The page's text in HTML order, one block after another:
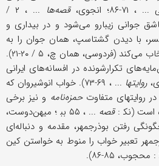
انجوی،
قصه‌ها
... ، ۲ /
عاشق جوانی زیبارو می‌شود و در بیداری و
با دیدن گشتاسپ، همان جوان را به
یاد می‌آورد و گشتاسپ را انتخاب می‌کند (فردوسی، همان چ، ۵ / ۲۰-۲۱).
تکرارشونده در افسانه‌های ایرانی
روایتها
... ، ۶۹-۷۳). خواب انوشیروان که
روایتهای متفاوتحمزه‌نامه و نیز برخی
است (نک‍ :قصه
... ، ۵۵ بب‍‌ ؛ میهن‌دوست،
چگونگی رفتن بوذرجمهر، مقدمه و دنباله‌ای
تعبیر خواب را منوط به خواستن کین
۸۵-۸۶).